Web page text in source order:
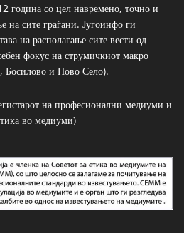
година со цел навремено, точно и
сите граѓани. Југоинфо ги
на располагање сите вести од
фокус на струмичкиот макро
Босилово и Ново Село).
на професионални медиуми и
во медиуми)